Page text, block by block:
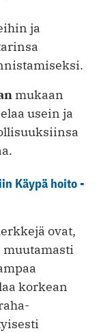
ja
mukaan
usein ja
Käypä hoito -
ovat,
korkean